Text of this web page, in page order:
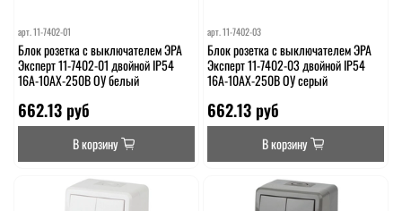
арт.11-7402-01
Блок розетка с выключателем ЭРА
Эксперт 11-7402-01 двойной IP54
16A-10AX-250В ОУ белый
662.13 руб
В корзину
арт. 11-7402-03
Блок розетка с выключателем ЭРА
Эксперт 11-7402-03 двойной IP54
16A-10AX-250В ОУ серый
662.13 руб
В корзину